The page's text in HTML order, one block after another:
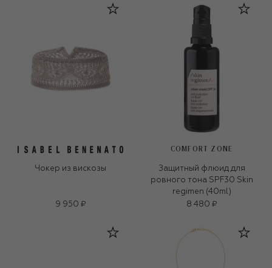
Чокер из вискозы
9 950 ₽
COMFORT ZONE
Защитный флюид для
ровного тона SPF30 Skin
regimen (40ml)
8 480 ₽